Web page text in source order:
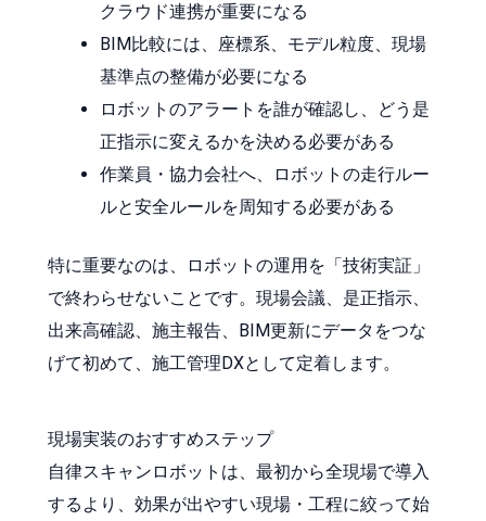
クラウド連携が重要になる
BIM比較には、座標系、モデル粒度、現場
基準点の整備が必要になる
ロボットのアラートを誰が確認し、どう是
正指示に変えるかを決める必要がある
作業員・協力会社へ、ロボットの走行ルー
ルと安全ルールを周知する必要がある
特に重要なのは、ロボットの運用を「技術実証」
で終わらせないことです。現場会議、是正指示、
出来高確認、施主報告、BIM更新にデータをつな
げて初めて、施工管理DXとして定着します。
現場実装のおすすめステップ
自律スキャンロボットは、最初から全現場で導入
するより、効果が出やすい現場・工程に絞って始